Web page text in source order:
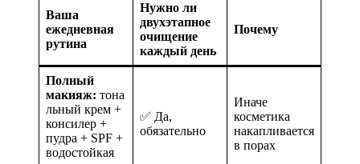
Ваша
ежедневная
рутина
Нужно ли
двухэтапное
очищение
каждый день
Почему
Полный
макияж: тона
льный крем +
консилер +
пудра + SPF +
водостойкая
✅ Да,
обязательно
Иначе
косметика
накапливается
в порах